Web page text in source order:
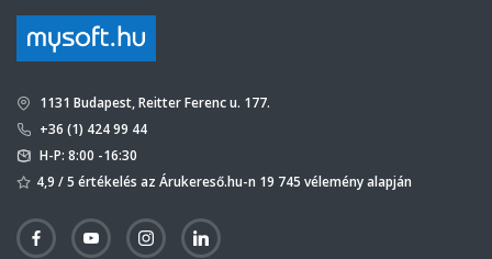
1131 Budapest, Reitter Ferenc u. 177.
+36 (1) 424 99 44
H-P: 8:00 -16:30
4,9 / 5 értékelés az Árukereső.hu-n 19 745 vélemény alapján